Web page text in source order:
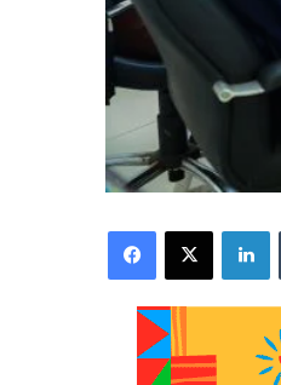
Facebook X Linkedin